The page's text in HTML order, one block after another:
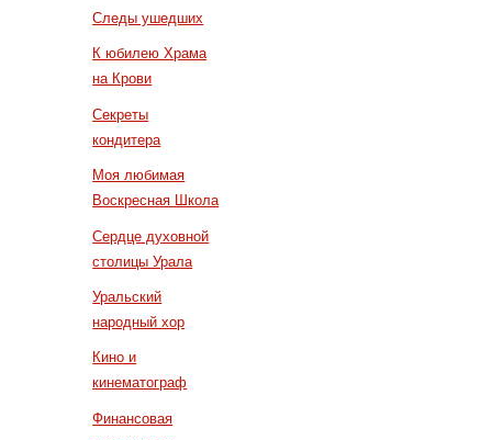
Следы ушедших
К юбилею Храма
на Крови
Секреты
кондитера
Моя любимая
Воскресная Школа
Сердце духовной
столицы Урала
Уральский
народный хор
Кино и
кинематограф
Финансовая